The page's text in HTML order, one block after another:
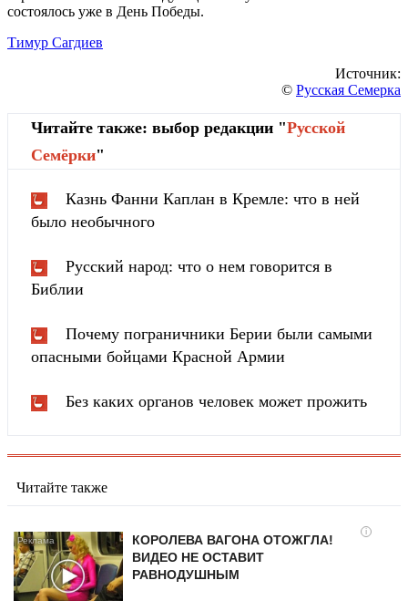
состоялось уже в День Победы.
Тимур Сагдиев
Источник:
© Русская Семерка
Читайте также: выбор редакции "Русской
Cемёрки"
Казнь Фанни Каплан в Кремле: что в ней
было необычного
Русский народ: что о нем говорится в
Библии
Почему пограничники Берии были самыми
опасными бойцами Красной Армии
Без каких органов человек может прожить
Читайте также
i
КОРОЛЕВА ВАГОНА ОТОЖГЛА!
ВИДЕО НЕ ОСТАВИТ
РАВНОДУШНЫМ